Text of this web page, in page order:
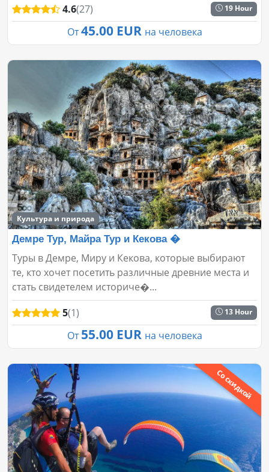
4.6(27) 19 Hour
От 45.00 EUR на человека
Культура и природа
Демре Тур, Майра Тур и Кекова �
Туры в Демре, Миру и Кекова, которые выбирают
те, кто хочет посетить различные древние места и
стать свидетелем историче�...
5(1) 13 Hour
От 55.00 EUR на человека
Со скидкой